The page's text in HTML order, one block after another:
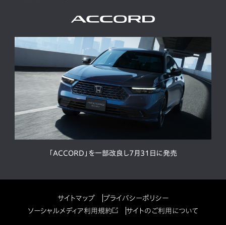
「ACCORD」を一部改良し7月31日に発売
サイトマップ
プライバシーポリシー
ソーシャルメディア利用規約
サイトのご利用について